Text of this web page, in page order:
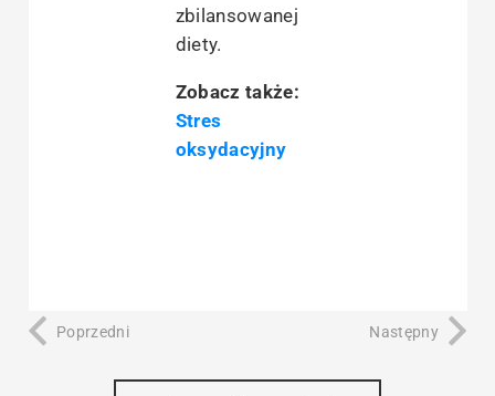
zbilansowanej
diety.
Zobacz także:
Stres
oksydacyjny
Poprzedni Następny